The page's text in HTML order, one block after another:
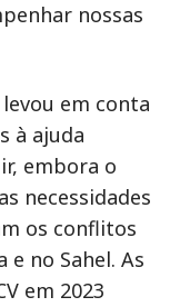
nossas
em conta
à ajuda
embora o
necessidades
os conflitos
e no Sahel. As
em 2023